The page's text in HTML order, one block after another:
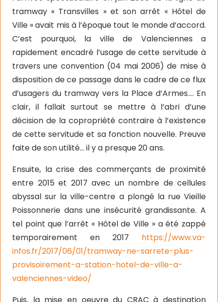
tramway « Transvilles » et son arrêt « Hôtel de
Ville » avait mis à l’époque tout le monde d’accord.
C’est pourquoi, la ville de Valenciennes a
rapidement encadré l’usage de cette servitude à
travers une convention (04 mai 2006) de mise à
disposition de ce passage dans le cadre de ce flux
d’usagers du tramway vers la Place d’Armes…. En
clair, il fallait surtout se mettre à l’abri d’une
décision de la copropriété contraire à l’existence
de cette servitude et sa fonction nouvelle. Preuve
faite de son utilité… il y a presque 20 ans.
Ensuite, la crise des commerçants de proximité
entre 2015 et 2017 avec un nombre de cellules
abyssal sur la ville-centre a plongé la rue Vieille
Poissonnerie dans une insécurité grandissante. A
tel point que l’arrêt « Hôtel de Ville » a été zappé
temporairement en 2017 https://www.va-
infos.fr/2017/06/01/tramway-ne-sarrete-plus-
provisoirement-a-station-hotel-de-ville-a-
valenciennes-video/